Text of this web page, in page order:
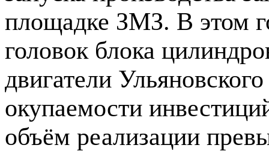
площадке ЗМЗ. В этом
головок блока
двигатели
окупаемости
объём реализации